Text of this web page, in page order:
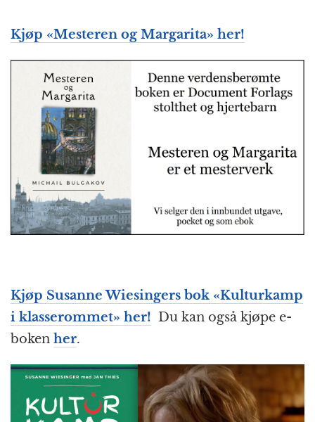
Kjøp «Mesteren og Margarita» her!
Kjøp Susanne Wiesingers bok «Kulturkamp
i klasserommet» her! Du kan også kjøpe e-
boken her.